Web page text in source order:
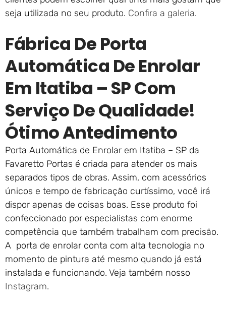
seja utilizada no seu produto. Confira a galeria.
Fábrica De Porta
Automática De Enrolar
Em Itatiba – SP Com
Serviço De Qualidade!
Ótimo Antedimento
Porta Automática de Enrolar em Itatiba – SP da
Favaretto Portas é criada para atender os mais
separados tipos de obras. Assim, com acessórios
únicos e tempo de fabricação curtíssimo, você irá
dispor apenas de coisas boas. Esse produto foi
confeccionado por especialistas com enorme
competência que também trabalham com precisão.
A porta de enrolar conta com alta tecnologia no
momento de pintura até mesmo quando já está
instalada e funcionando. Veja também nosso
Instagram.